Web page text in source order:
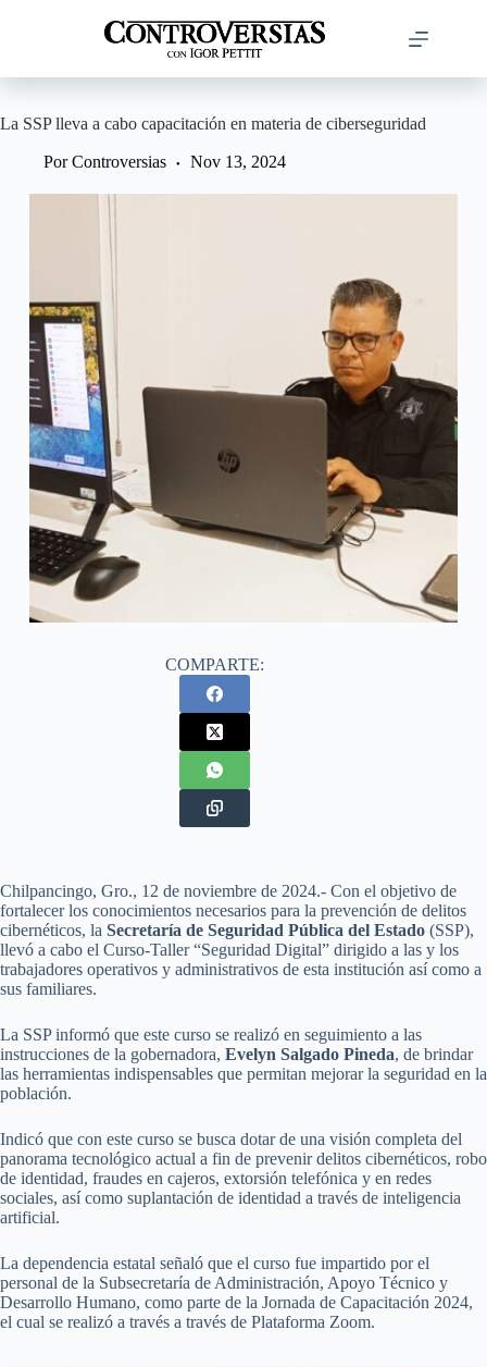
La SSP lleva a cabo capacitación en materia de ciberseguridad
Por Controversias Nov 13, 2024
COMPARTE:
Chilpancingo, Gro., 12 de noviembre de 2024.- Con el objetivo de
fortalecer los conocimientos necesarios para la prevención de delitos
cibernéticos, la Secretaría de Seguridad Pública del Estado (SSP),
llevó a cabo el Curso-Taller “Seguridad Digital” dirigido a las y los
trabajadores operativos y administrativos de esta institución así como a
sus familiares.
La SSP informó que este curso se realizó en seguimiento a las
instrucciones de la gobernadora, Evelyn Salgado Pineda, de brindar
las herramientas indispensables que permitan mejorar la seguridad en la
población.
Indicó que con este curso se busca dotar de una visión completa del
panorama tecnológico actual a fin de prevenir delitos cibernéticos, robo
de identidad, fraudes en cajeros, extorsión telefónica y en redes
sociales, así como suplantación de identidad a través de inteligencia
artificial.
La dependencia estatal señaló que el curso fue impartido por el
personal de la Subsecretaría de Administración, Apoyo Técnico y
Desarrollo Humano, como parte de la Jornada de Capacitación 2024,
el cual se realizó a través a través de Plataforma Zoom.